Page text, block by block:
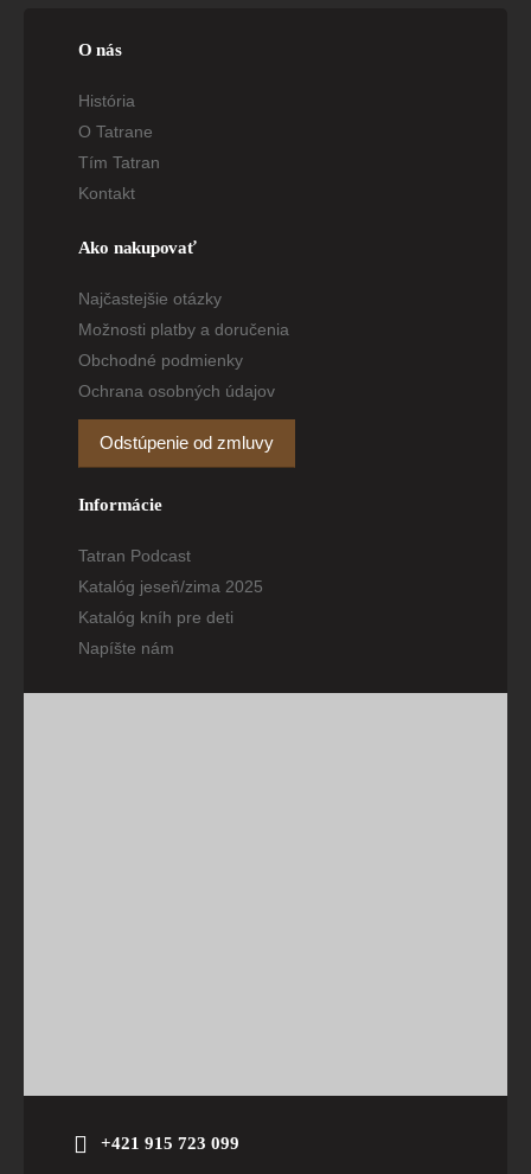
O nás
História
O Tatrane
Tím Tatran
Kontakt
Ako nakupovať
Najčastejšie otázky
Možnosti platby a doručenia
Obchodné podmienky
Ochrana osobných údajov
Odstúpenie od zmluvy
Informácie
Tatran Podcast
Katalóg jeseň/zima 2025
Katalóg kníh pre deti
Napíšte nám
+421 915 723 099